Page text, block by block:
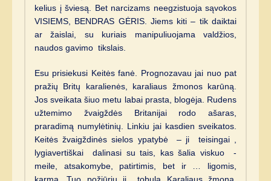
kelius į šviesą. Bet narcizams neegzistuoja sąvokos
VISIEMS, BENDRAS GĖRIS. Jiems kiti – tik daiktai
ar žaislai, su kuriais manipuliuojama valdžios,
naudos gavimo tikslais.
Esu prisiekusi Keitės fanė. Prognozavau jai nuo pat
pražių Britų karalienės, karaliaus žmonos karūną.
Jos sveikata šiuo metu labai prasta, blogėja. Rudens
užtemimo žvaigždės Britanijai rodo ašaras,
praradimą numylėtinių. Linkiu jai kasdien sveikatos.
Keitės žvaigždinės sielos ypatybė – ji teisingai ,
lygiavertiškai dalinasi su tais, kas šalia viskuo -
meile, atsakomybe, patirtimis, bet ir … ligomis,
karma. Tuo požiūriu ji tobula Karaliaus žmona,